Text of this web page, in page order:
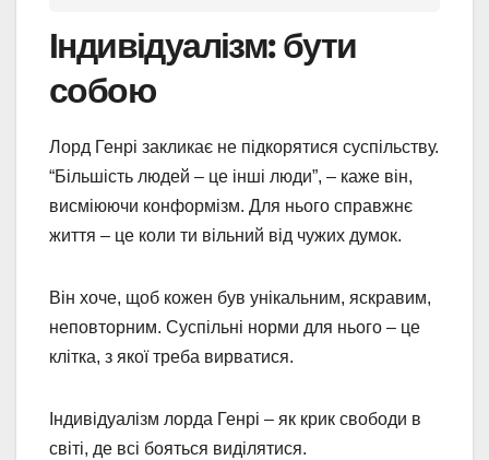
Індивідуалізм: бути
собою
Лорд Генрі закликає не підкорятися суспільству.
“Більшість людей – це інші люди”, – каже він,
висміюючи конформізм. Для нього справжнє
життя – це коли ти вільний від чужих думок.
Він хоче, щоб кожен був унікальним, яскравим,
неповторним. Суспільні норми для нього – це
клітка, з якої треба вирватися.
Індивідуалізм лорда Генрі – як крик свободи в
світі, де всі бояться виділятися.